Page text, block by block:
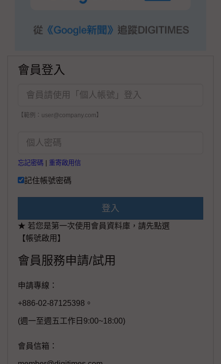
會員登入
【範例：user@company.com】
忘記密碼 重寄啟用信
記住帳號密碼
登入
★ 若您是第一次使用會員資料庫，請先點選
【帳號啟用】
會員服務申請/試用
申請專線：
+886-02-87125398。
(週一至週五工作日9:00~18:00)
會員信箱：